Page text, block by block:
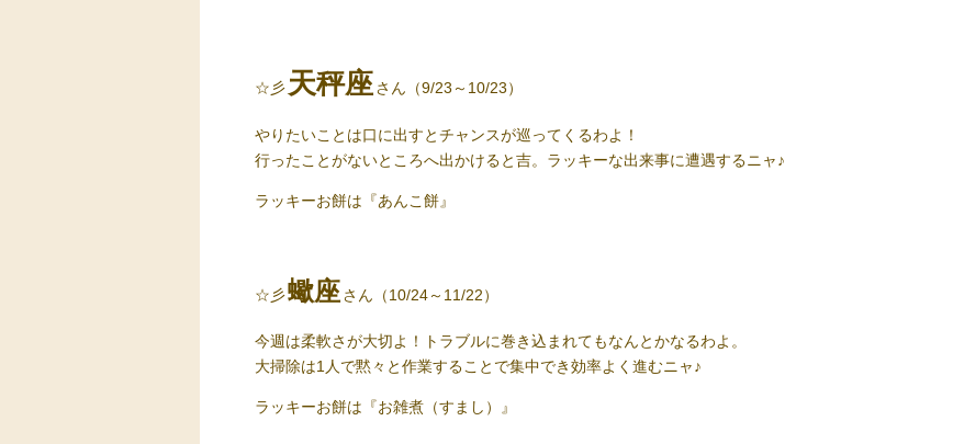
☆彡 天秤座さん（9/23～10/23）
やりたいことは口に出すとチャンスが巡ってくるわよ！
行ったことがないところへ出かけると吉。ラッキーな出来事に遭遇するニャ♪
ラッキーお餅は『あんこ餅』
☆彡蠍座さん（10/24～11/22）
今週は柔軟さが大切よ！トラブルに巻き込まれてもなんとかなるわよ。
大掃除は1人で黙々と作業することで集中でき効率よく進むニャ♪
ラッキーお餅は『お雑煮（すまし）』